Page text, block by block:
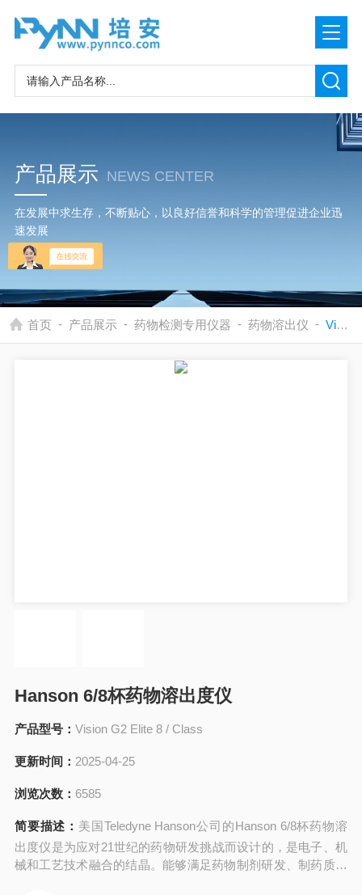
产品展示 NEWS CENTER
在发展中求生存，不断贴心，以良好信誉和科学的管理促进企业迅
速发展
首页 - 产品展示 - 药物检测专用仪器 - 药物溶出仪 - Vision G2 Elite 8 / ClassHanson 6/8杯药物溶出度仪
Hanson 6/8杯药物溶出度仪
产品型号： Vision G2 Elite 8 / Class
更新时间： 2025-04-25
浏览次数： 6585
简要描述： 美国Teledyne Hanson公司的Hanson 6/8杯药物溶
出度仪是为应对21世纪的药物研发挑战而设计的，是电子、机
械和工艺技术融合的结晶。能够满足药物制剂研发、制药质量